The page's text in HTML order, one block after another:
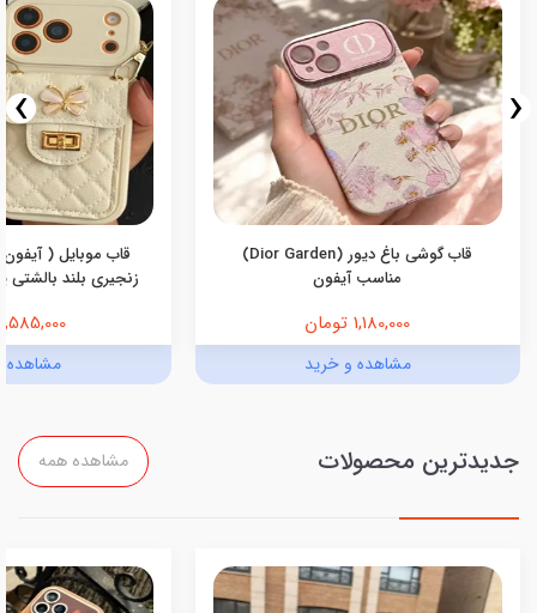
قاب گوشی باغ دیور (Dior Garden)
مناسب آیفون
1,180,000 تومان
مشاهده و خرید
قاب موبایل (
زنجیری بلند بالشتی
1,585,000 تومان
مشاهده
‹
›
جدیدترین محصولات مشاهده همه